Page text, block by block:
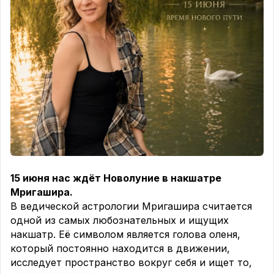
вечера.
Кто-то оставляет только фрукты, молоко или
лёгкую саттвичную пищу.
Главное - помнить, что смысл поста не в
голодании, а в очищении ума и направлении
внимания к духовной практике.
🌿Во время этих шестнадцати понедельников
принято брать дополнительную аскезу.
Например:
✨ отказаться от алкоголя;
✨ отказаться от курения;
✨ ограничить сладкое;
✨ перестать осуждать людей;
✨ делать пожертвования;
✨ регулярно помогать тем, кто нуждается.
Очень важно, чтобы аскеза требовала усилий,
если отказаться от тортика для вас совсем
несложно, а желание встретить будущего мужа
15 июня нас ждёт Новолуние в накшатре
Мригашира.
В ведической астрологии Мригашира считается
одной из самых любознательных и ищущих
накшатр. Её символом является голова оленя,
который постоянно находится в движении,
исследует пространство вокруг себя и ищет то,